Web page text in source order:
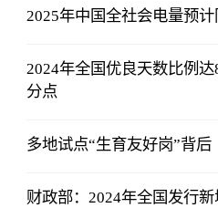
2025年中国全社会电量预
2024年全国优良天数比例
分点
多地试点“生育友好岗”背后
财政部：2024年全国发行